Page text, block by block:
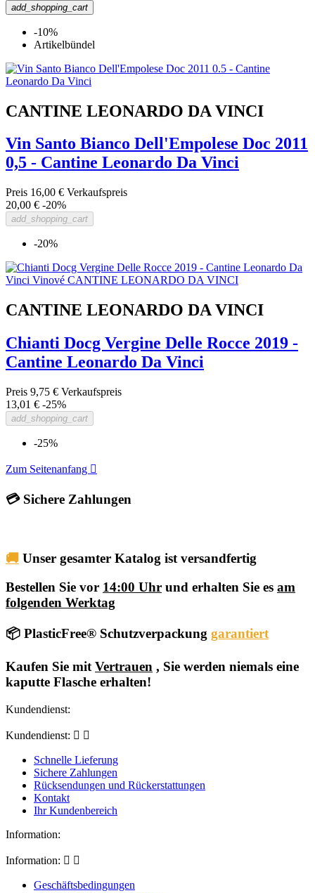
add_shopping_cart
-10%
Artikelbündel
CANTINE LEONARDO DA VINCI
Vin Santo Bianco Dell'Empolese Doc 2011
0,5 - Cantine Leonardo Da Vinci
Preis 16,00 € Verkaufspreis
20,00 € -20%
add_shopping_cart
-20%
CANTINE LEONARDO DA VINCI
Chianti Docg Vergine Delle Rocce 2019 -
Cantine Leonardo Da Vinci
Preis 9,75 € Verkaufspreis
13,01 € -25%
add_shopping_cart
-25%
Zum Seitenanfang 
💳 Sichere Zahlungen
🚚 Unser gesamter Katalog ist versandfertig
Bestellen Sie vor 14:00 Uhr und erhalten Sie es am
folgenden Werktag
📦 PlasticFree® Schutzverpackung garantiert
Kaufen Sie mitVertrauen , Sie werden niemals eine
kaputte Flasche erhalten!
Kundendienst:
Kundendienst:  
Schnelle Lieferung
Sichere Zahlungen
Rücksendungen und Rückerstattungen
Kontakt
Ihr Kundenbereich
Information:
Information:  
Geschäftsbedingungen